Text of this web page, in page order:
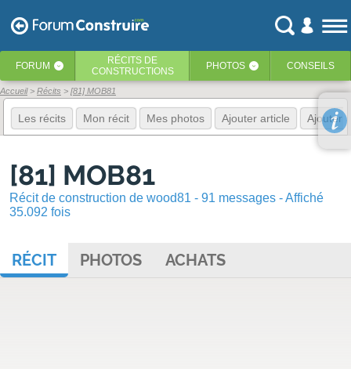
FORUM ‹ RÉCITS DE
CONSTRUCTIONS
PHOTOS ‹ CONSEILS
Accueil Récits [81] MOB81
Les récits Mon récit Mes photos Ajouter article Ajouter
[81] MOB81
Récit de construction de wood81 - 91 messages - Affiché
35.092 fois
RÉCIT PHOTOS ACHATS